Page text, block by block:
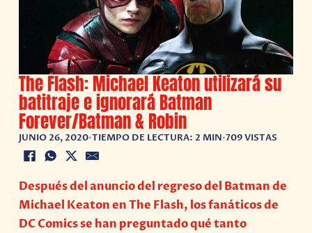
The Flash: Michael Keaton utilizará su
batitraje e ignorará Batman
Forever/Batman & Robin
JUNIO 26, 2020•TIEMPO DE LECTURA: 2 MIN•709 VISTAS
Después del anuncio del regreso del Batman de
Michael Keaton en The Flash, los fanáticos de
DC Comics se han preguntado qué tanto